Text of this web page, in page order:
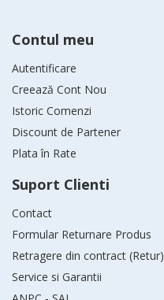
Contul meu
Autentificare
Creează Cont Nou
Istoric Comenzi
Discount de Partener
Plata în Rate
Suport Clienti
Contact
Formular Returnare Produs
Retragere din contract (Retur)
Service si Garantii